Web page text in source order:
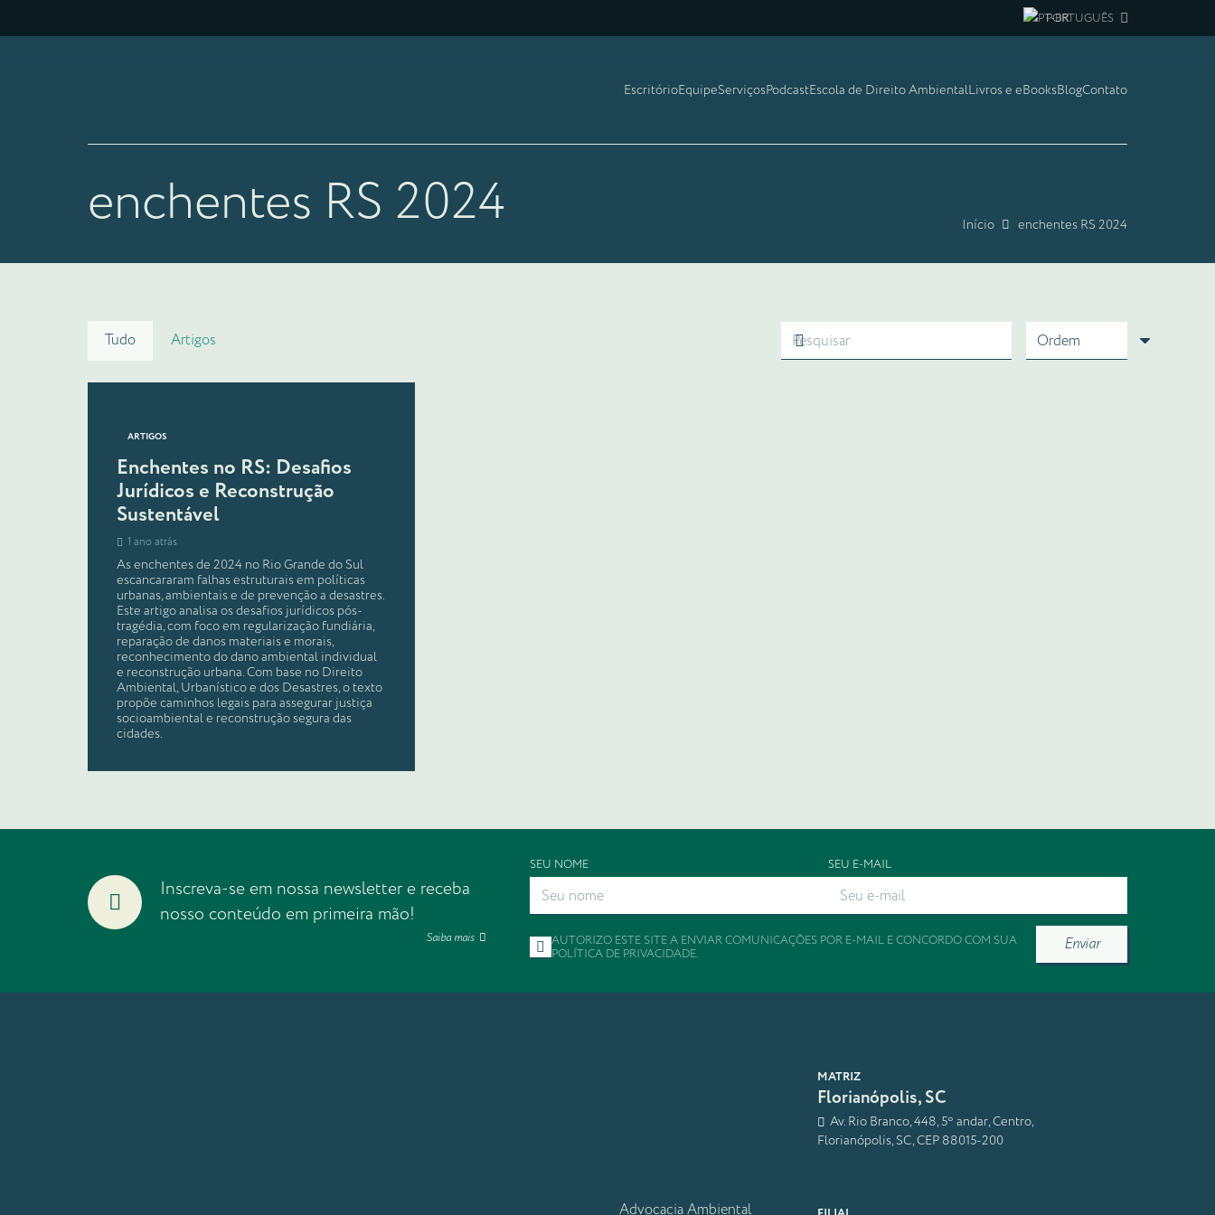
PORTUGUÊS
EscritórioEquipeServiçosPodcastEscola de Direito AmbientalLivros e eBooksBlogContato
enchentes RS 2024 Início enchentes RS 2024
Tudo Artigos
ARTIGOS
Enchentes no RS: Desafios
Jurídicos e Reconstrução
Sustentável
1 ano atrás
As enchentes de 2024 no Rio Grande do Sul
escancararam falhas estruturais em políticas
urbanas, ambientais e de prevenção a desastres.
Este artigo analisa os desafios jurídicos pós-
tragédia, com foco em regularização fundiária,
reparação de danos materiais e morais,
reconhecimento do dano ambiental individual
e reconstrução urbana. Com base no Direito
Ambiental, Urbanístico e dos Desastres, o texto
propõe caminhos legais para assegurar justiça
socioambiental e reconstrução segura das
cidades.
Inscreva-se em nossa newsletter e receba
nosso conteúdo em primeira mão!
Saiba mais
SEU NOME SEU E-MAIL
AUTORIZO ESTE SITE A ENVIAR COMUNICAÇÕES POR E-MAIL E CONCORDO COM SUA
POLÍTICA DE PRIVACIDADE. Enviar
Advocacia Ambiental
MATRIZ
Florianópolis, SC
Av. Rio Branco, 448, 5º andar, Centro,
Florianópolis, SC, CEP 88015-200